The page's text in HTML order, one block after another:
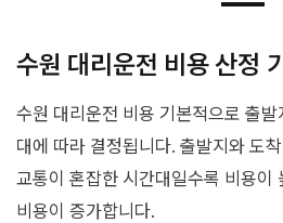
수원 대리운전 비용 산정
수원 대리운전 비용 기본적으로 출
대에 따라 결정됩니다. 출발지와 도
교통이 혼잡한 시간대일수록 비용이
비용이 증가합니다.